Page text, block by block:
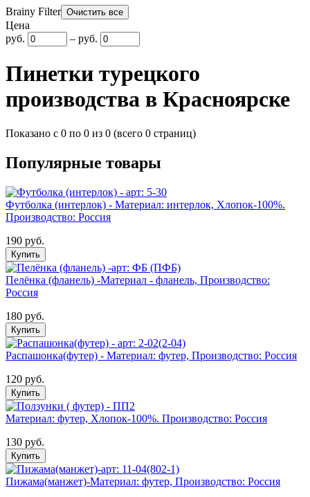
Brainy Filter
Цена
руб.
– руб.
Пинетки турецкого
производства в Красноярске
Показано с 0 по 0 из 0 (всего 0 страниц)
Популярные товары
Футболка (интерлок) - Материал: интерлок, Хлопок-100%.
Производство: Россия
190 руб.
Купить
Пелёнка (фланель) -Материал - фланель, Производство:
Россия
180 руб.
Купить
Распашонка(футер) - Материал: футер, Производство: Россия
120 руб.
Купить
Материал: футер, Хлопок-100%. Производство: Россия
130 руб.
Купить
Пижама(манжет)-Материал: футер, Производство: Россия